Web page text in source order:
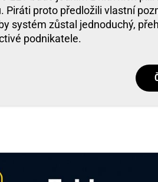
Piráti proto předložili vlastní
systém zůstal jednoduchý,
podnikatele.